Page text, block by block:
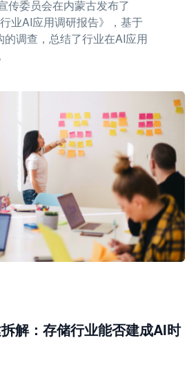
传委员会在内蒙古发布了
业AI应用调研报告》，基于
调查，总结了行业在AI应用
解：存储行业能否建成AI时